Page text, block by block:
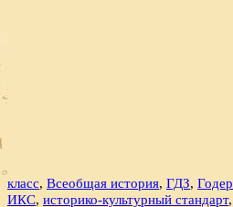
класс, Всеобщая история, ГДЗ, Годер
ИКС, историко-культурный стандарт,